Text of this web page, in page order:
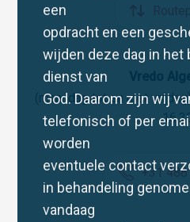
een
opdracht en een
wijden deze dag in het
dienst van
God. Daarom zijn wij
telefonisch of per
worden
eventuele contact
in behandeling
vandaag
Vredo
(maandag tot en met
+31